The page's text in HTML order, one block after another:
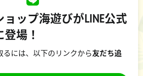
ップ海遊びがLINE公式
場！
には、以下のリンクから友だち追